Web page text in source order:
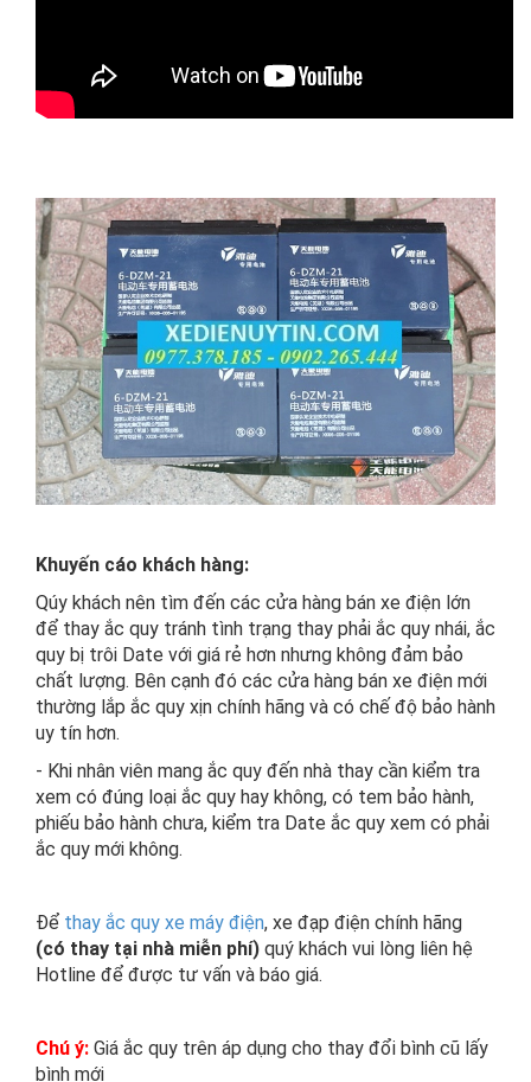
Khuyến cáo khách hàng:
Qúy khách nên tìm đến các cửa hàng bán xe điện lớn
để thay ắc quy tránh tình trạng thay phải ắc quy nhái, ắc
quy bị trôi Date với giá rẻ hơn nhưng không đảm bảo
chất lượng. Bên cạnh đó các cửa hàng bán xe điện mới
thường lắp ắc quy xịn chính hãng và có chế độ bảo hành
uy tín hơn.
- Khi nhân viên mang ắc quy đến nhà thay cần kiểm tra
xem có đúng loại ắc quy hay không, có tem bảo hành,
phiếu bảo hành chưa, kiểm tra Date ắc quy xem có phải
ắc quy mới không.
Để thay ắc quy xe máy điện, xe đạp điện chính hãng
(có thay tại nhà miễn phí) quý khách vui lòng liên hệ
Hotline để được tư vấn và báo giá.
Chú ý: Giá ắc quy trên áp dụng cho thay đổi bình cũ lấy
bình mới